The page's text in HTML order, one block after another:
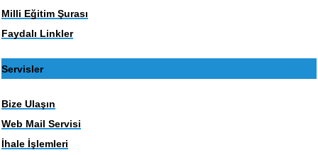
Milli Eğitim Şurası
Faydalı Linkler
Servisler
Bize Ulaşın
Web Mail Servisi
İhale İşlemleri